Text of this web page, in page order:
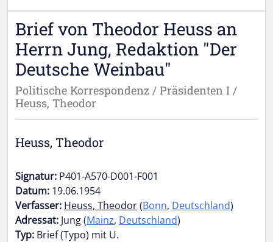
Brief von Theodor Heuss an
Herrn Jung, Redaktion "Der
Deutsche Weinbau"
Politische Korrespondenz / Präsidenten I /
Heuss, Theodor
Heuss, Theodor
Signatur: P401-A570-D001-F001
Datum: 19.06.1954
Verfasser: Heuss, Theodor(Bonn, Deutschland)
Adressat: Jung (Mainz, Deutschland)
Typ: Brief (Typo) mit U.